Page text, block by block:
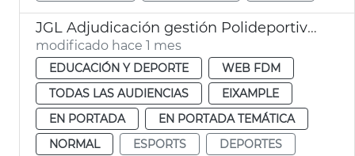
JGL Adjudicación gestión Polideportivo Parc Central
modificado hace 1 mes
EDUCACIÓN Y DEPORTE
WEB FDM
TODAS LAS AUDIENCIAS
EIXAMPLE
EN PORTADA
EN PORTADA TEMÁTICA
NORMAL
ESPORTS
DEPORTES